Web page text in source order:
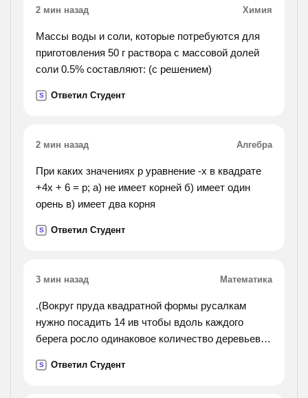
прилагательным мужского и среднего рода в
творительном и предложном падежах дышали ,
учились, мечтали , любовались , стоят
2 мин назад Химия
Массы воды и соли, которые потребуются для
приготовления 50 г раствора с массовой долей
соли 0.5% составляют: (с решением)
S Ответил Студент
2 мин назад Алгебра
При каких значениях р уравнение -х в квадрате
+4х + 6 = р; а) не имеет корней б) имеет один
орень в) имеет два корня
S Ответил Студент
3 мин назад Математика
.(Вокруг пруда квадратной формы русалкам
нужно посадить 14 ив чтобы вдоль каждого
берега росло одинаковое количество деревьев.
S Ответил Студент